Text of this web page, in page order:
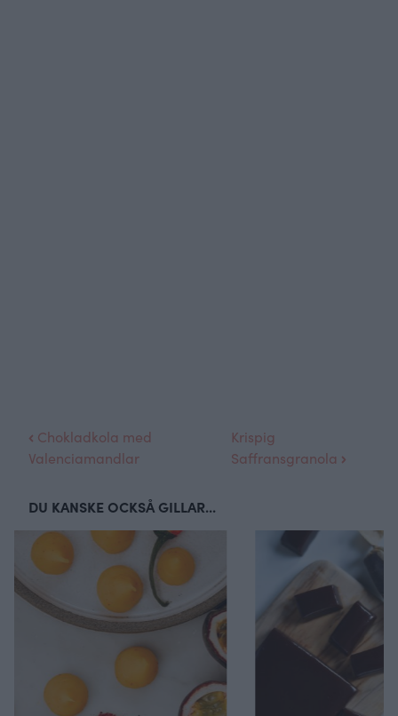
Chokladkola med
Valenciamandlar
Krispig
Saffransgranola
DU KANSKE OCKSÅ GILLAR...